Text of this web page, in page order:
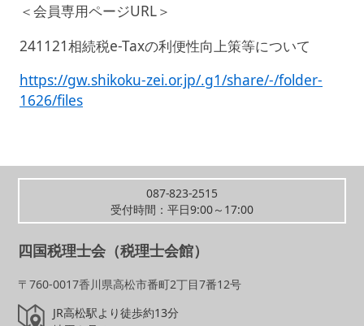
＜会員専用ページURL＞
241121相続税e-Taxの利便性向上策等について
https://gw.shikoku-zei.or.jp/.g1/share/-/folder-
1626/files
087-823-2515
受付時間：平日9:00～17:00
四国税理士会（税理士会館）
〒760-0017香川県高松市番町2丁目7番12号
JR高松駅より徒歩約13分